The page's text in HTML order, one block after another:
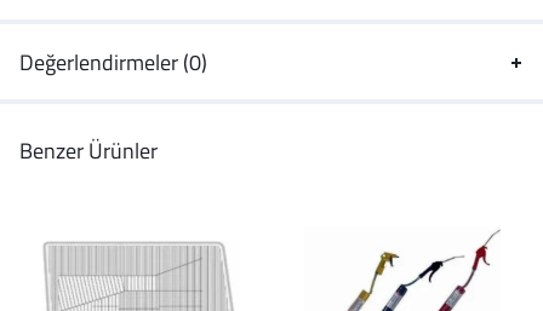
Değerlendirmeler (0)
Benzer Ürünler